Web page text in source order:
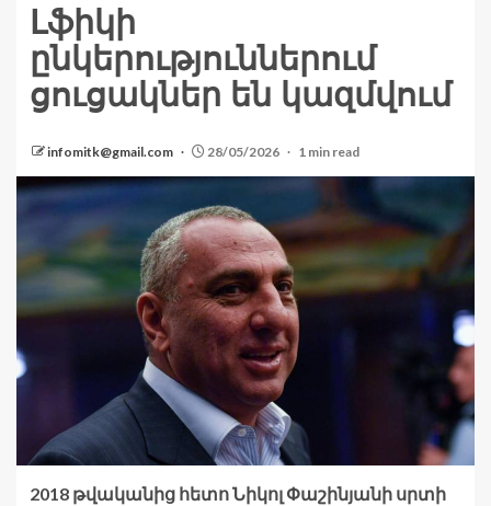
Լֆիկի
ընկերություններում
ցուցակներ են կազմվում
infomitk@gmail.com 28/05/2026 1 min read
2018 թվականից հետո Նիկոլ Փաշինյանի սրտի